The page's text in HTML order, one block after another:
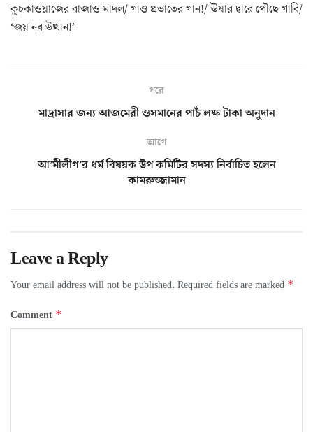
কুচকাওয়াজের বাজাও মাদল/ গাও প্রভাতের গান!/ ঊষার দ্বারে পৌছে গাবি/
‘জয় নব উত্থান!’
পরে
মাদ্রাসার জন্য আজমেরী ওসমানের পাচঁ লক্ষ টাকা অনুদান
আগে
আ’মীলীগ’র ধর্ম বিষয়ক উপ কমিটির সদস্য নির্বাচিত হলেন
কামরুজ্জামান
Leave a Reply
Your email address will not be published. Required fields are marked *
Comment *